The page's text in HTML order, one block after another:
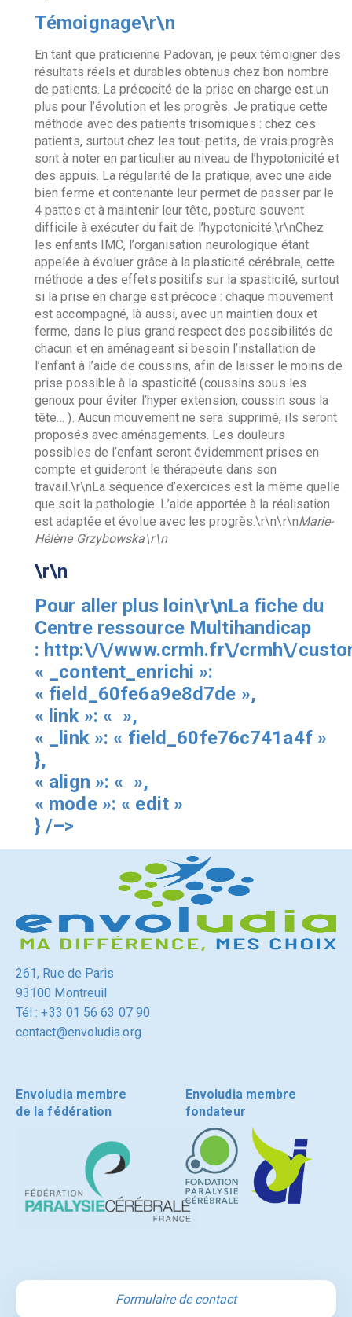
Témoignage\r\n
En tant que praticienne Padovan, je peux témoigner des
résultats réels et durables obtenus chez bon nombre
de patients. La précocité de la prise en charge est un
plus pour l’évolution et les progrès. Je pratique cette
méthode avec des patients trisomiques : chez ces
patients, surtout chez les tout-petits, de vrais progrès
sont à noter en particulier au niveau de l’hypotonicité et
des appuis. La régularité de la pratique, avec une aide
bien ferme et contenante leur permet de passer par le
4 pattes et à maintenir leur tête, posture souvent
difficile à exécuter du fait de l’hypotonicité.\r\nChez
les enfants IMC, l’organisation neurologique étant
appelée à évoluer grâce à la plasticité cérébrale, cette
méthode a des effets positifs sur la spasticité, surtout
si la prise en charge est précoce : chaque mouvement
est accompagné, là aussi, avec un maintien doux et
ferme, dans le plus grand respect des possibilités de
chacun et en aménageant si besoin l’installation de
l’enfant à l’aide de coussins, afin de laisser le moins de
prise possible à la spasticité (coussins sous les
genoux pour éviter l’hyper extension, coussin sous la
tête… ). Aucun mouvement ne sera supprimé, ils seront
proposés avec aménagements. Les douleurs
possibles de l’enfant seront évidemment prises en
compte et guideront le thérapeute dans son
travail.\r\nLa séquence d’exercices est la même quelle
que soit la pathologie. L’aide apportée à la réalisation
est adaptée et évolue avec les progrès.\r\n\r\nMarie-
Hélène Grzybowska\r\n
\r\n
Pour aller plus loin\r\nLa fiche du
Centre ressource Multihandicap
: http:\/\/www.crmh.fr\/crmh\/
« _content_enrichi »:
« field_60fe6a9e8d7de »,
« link »: « »,
« _link »: « field_60fe76c741a4f »
},
« align »: « »,
« mode »: « edit »
} /–>
261, Rue de Paris
93100 Montreuil
Tél : +33 01 56 63 07 90
contact@envoludia.org
Envoludia membre
de la fédération
Envoludia membre
fondateur
Formulaire de contact